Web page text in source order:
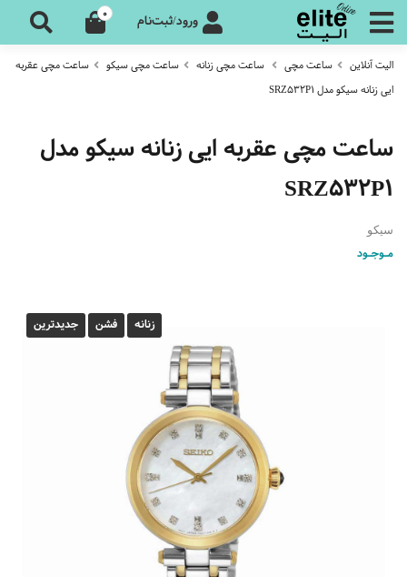
ورود/ثبت‌نام 0
الیت آنلاین ساعت مچی ساعت مچی زنانه ساعت مچی سیکو
ساعت مچی عقربه
ایی زنانه سیکو مدل SRZ532P1
ساعت مچی عقربه ایی زنانه سیکو مدل
SRZ532P1
سیکو
مـوجـود
زنانه فشن جدیدترین